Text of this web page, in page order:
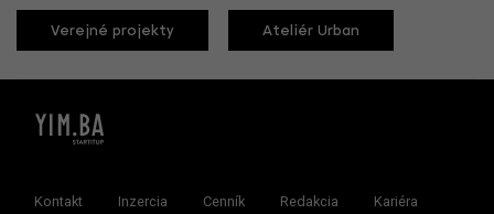
Verejné projekty Ateliér Urban
Kontakt Inzercia Cenník Redakcia Kariéra